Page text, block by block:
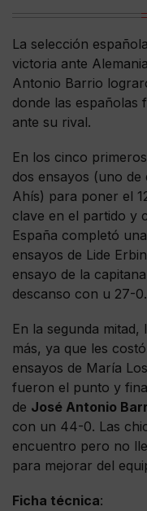
La selección
victoria ante
Antonio Barrio
donde las españolas
ante su rival.
En los cinco
dos ensayos (uno
Ahís) para poner el
clave en el partido y
España completó
ensayos de Lide
ensayo de la
descanso con u 27-0.
En la segunda mitad,
más, ya que les
ensayos de María
fueron el punto y
de José Antonio
con un 44-0. Las
encuentro pero no
para mejorar del
Ficha técnica: